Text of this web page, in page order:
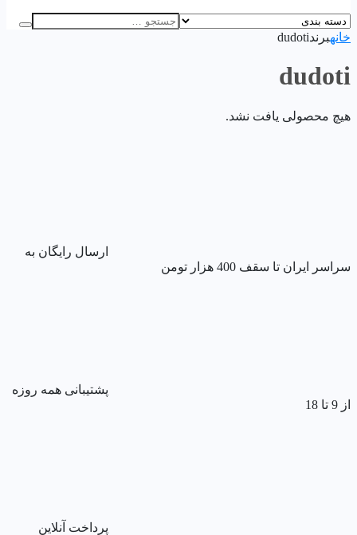
خانهبرندdudoti
dudoti
هیچ محصولی یافت نشد.
ارسال رایگان به
سراسر ایران تا سقف 400 هزار تومن
پشتیبانی همه روزه
از 9 تا 18
پرداخت آنلاین